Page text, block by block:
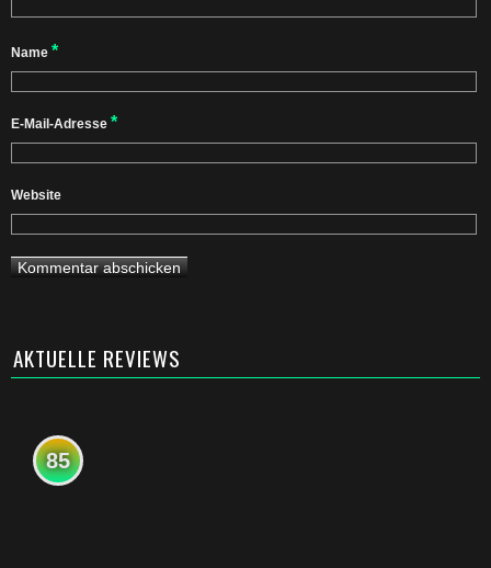
Name *
E-Mail-Adresse *
Website
AKTUELLE REVIEWS
85